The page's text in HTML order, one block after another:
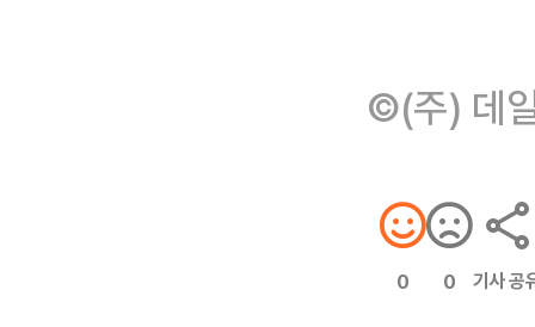
©(주) 데
0 0 기사 공